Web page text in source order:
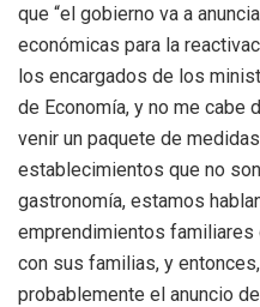
que “el gobierno va a
económicas para la
los encargados de los
de Economía, y no me cabe
venir un paquete de
establecimientos que no
gastronomía, estamos
emprendimientos familiares
con sus familias, y
probablemente el anuncio